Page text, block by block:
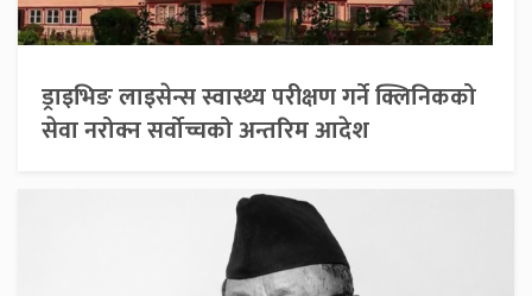
ड्राइभिङ लाइसेन्स स्वास्थ्य परीक्षण गर्ने क्लिनिकको
सेवा नरोक्न सर्वोच्चको अन्तरिम आदेश